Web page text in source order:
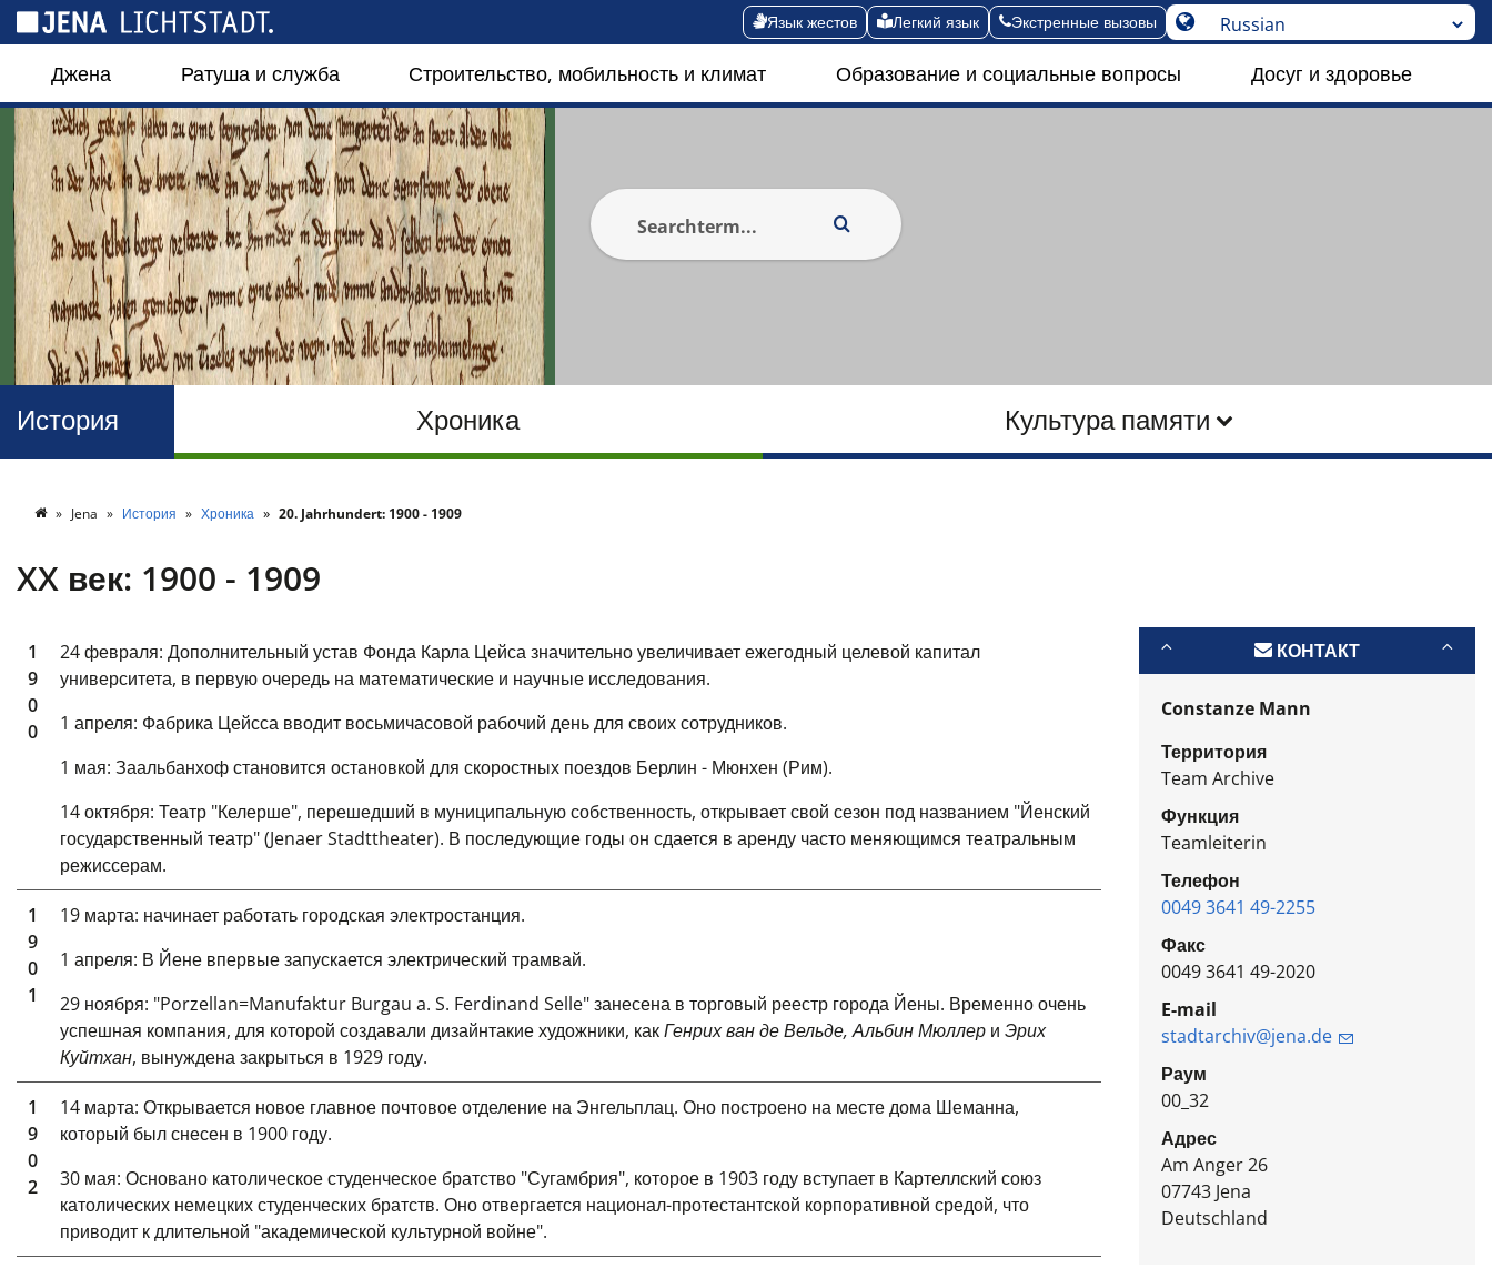
Язык жестов Легкий язык Экстренные вызовы
Джена Ратуша и служба Строительство, мобильность и климат Образование и социальные вопросы Досуг и здоровье
Хроника Культура памяти
История
Jena История Хроника 20. Jahrhundert: 1900 - 1909
XX век: 1900 - 1909
1
9
0
0
24 февраля: Дополнительный устав Фонда Карла Цейса значительно увеличивает ежегодный целевой капитал
университета, в первую очередь на математические и научные исследования.
1 апреля: Фабрика Цейсса вводит восьмичасовой рабочий день для своих сотрудников.
1 мая: Заальбанхоф становится остановкой для скоростных поездов Берлин - Мюнхен (Рим).
14 октября: Театр "Келерше", перешедший в муниципальную собственность, открывает свой сезон под названием "Йенский
государственный театр" (Jenaer Stadttheater). В последующие годы он сдается в аренду часто меняющимся театральным
режиссерам.
1
9
0
1
19 марта: начинает работать городская электростанция.
1 апреля: В Йене впервые запускается электрический трамвай.
29 ноября: "Porzellan=Manufaktur Burgau a. S. Ferdinand Selle" занесена в торговый реестр города Йены. Временно очень
успешная компания, для которой создавали дизайнтакие художники, какГенрих ван де Вельде, Альбин Мюллер и Эрих
Куйтхан, вынуждена закрыться в 1929 году.
1
9
0
2
14 марта: Открывается новое главное почтовое отделение на Энгельплац. Оно построено на месте дома Шеманна,
который был снесен в 1900 году.
30 мая: Основано католическое студенческое братство "Сугамбрия", которое в 1903 году вступает в Картеллский союз
католических немецких студенческих братств. Оно отвергается национал-протестантской корпоративной средой, что
приводит к длительной "академической культурной войне".
КОНТАКТ
Constanze Mann
Территория
Team Archive
Функция
Teamleiterin
Телефон
0049 3641 49-2255
Факс
0049 3641 49-2020
E-mail
stadtarchiv@jena.de
Раум
00_32
Адрес
Am Anger 26
07743 Jena
Deutschland
Панель управления cookies